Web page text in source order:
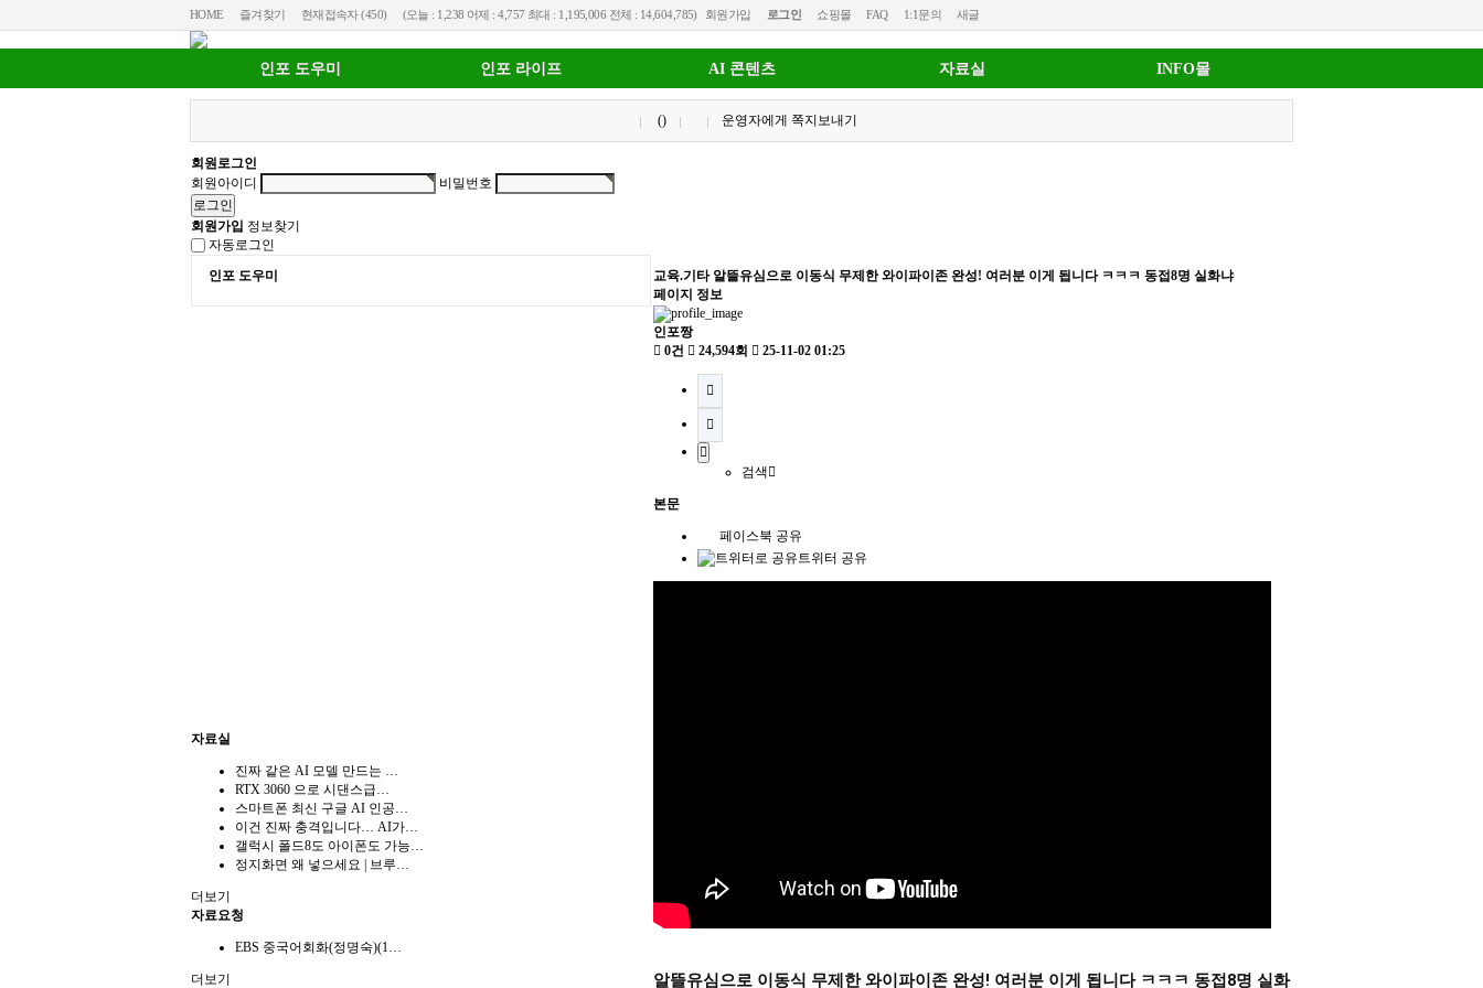
HOME 즐겨찾기 현재접속자 (450) (오늘 : 1,238 어제 : 4,757 최대 : 1,195,006 전체 : 14,604,785) 회원가입 로그인 쇼핑몰 FAQ 1:1문의 새글
인포 도우미 인포 라이프 AI 콘텐츠 자료실 INFO몰
() 운영자에게 쪽지보내기
회원로그인
회원아이디
비밀번호
회원가입 정보찾기
자동로그인
인포 도우미
자료실
진짜 같은 AI 모델 만드는 …
RTX 3060 으로 시댄스급…
스마트폰 최신 구글 AI 인공…
이건 진짜 충격입니다… AI가…
갤럭시 폴드8도 아이폰도 가능…
정지화면 왜 넣으세요 | 브루…
더보기
자료요청
EBS 중국어회화(정명숙)(1…
더보기
교육.기타 알뜰유심으로 이동식 무제한 와이파이존 완성! 여러분 이게 됩니다 ㅋㅋㅋ 동접8명 실화냐
페이지 정보
인포짱
0건
24,594회 25-11-02 01:25
검색
본문
페이스북 공유
트위터 공유
알뜰유심으로 이동식 무제한 와이파이존 완성! 여러분 이게 됩니다 ㅋㅋㅋ 동접8명 실화